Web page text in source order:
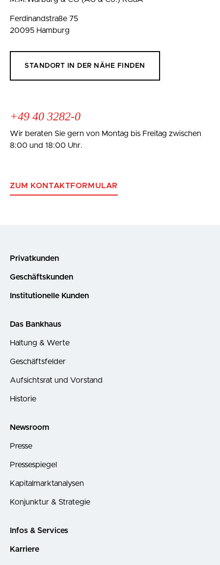
Ferdinandstraße 75
20095 Hamburg
STANDORT IN DER NÄHE FINDEN
+49 40 3282-0
Wir beraten Sie gern von Montag bis Freitag zwischen
8:00 und 18:00 Uhr.
ZUM KONTAKTFORMULAR
Privatkunden
Geschäftskunden
Institutionelle Kunden
Das Bankhaus
Haltung & Werte
Geschäftsfelder
Aufsichtsrat und Vorstand
Historie
Newsroom
Presse
Pressespiegel
Kapitalmarktanalysen
Konjunktur & Strategie
Infos & Services
Karriere